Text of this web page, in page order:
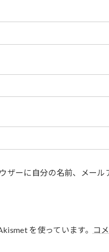
ザーに自分の名前、メール
を使っています。
コ